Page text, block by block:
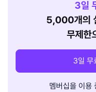
3일
5,000개의
무제한
3일 무
멤버십을 이용